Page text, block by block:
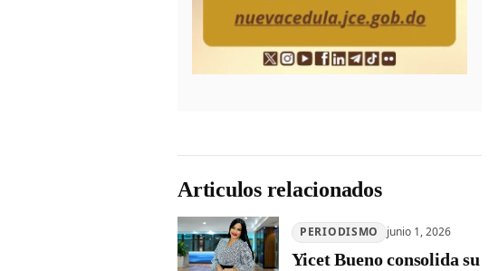
Articulos relacionados
PERIODISMO junio 1, 2026
Yicet Bueno consolida su